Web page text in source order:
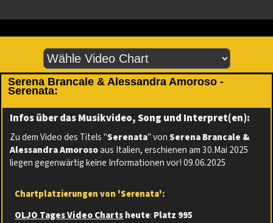
Serena Brancale & Alessandra Amoroso -
Serenata:
Infos über das Musikvideo, Song und Interpret(en):
Zu dem Video des Titels "Serenata" vonSerena Brancale &
Alessandra Amorosoaus Italien, erschienen am 30.Mai 2025
liegen gegenwärtig keine Informationen vor! 09.06.2025
Chartplatzierungen von 'Serenata':
OLJO Tages Video Chartsheute: Platz 995